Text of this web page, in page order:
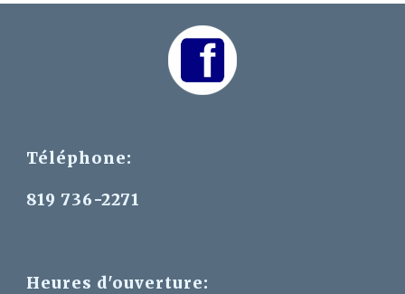
Téléphone:
819 736-2271
Heures d'ouverture: